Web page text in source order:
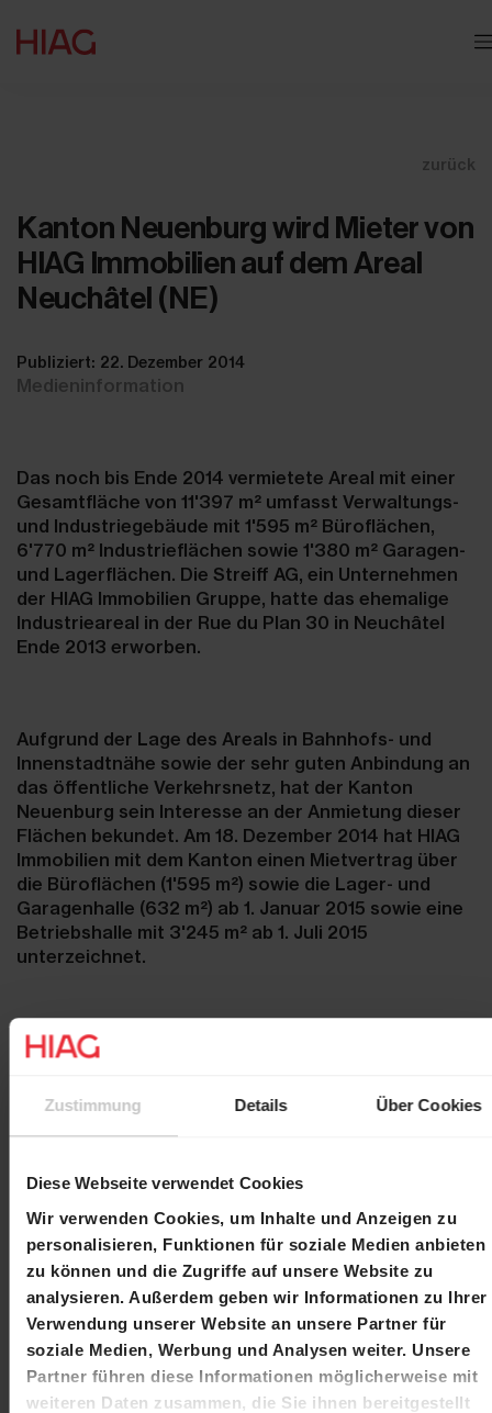
Zustimmung Details Über Cookies
Diese Webseite verwendet Cookies
Wir verwenden Cookies, um Inhalte und Anzeigen zu
personalisieren, Funktionen für soziale Medien anbieten
zu können und die Zugriffe auf unsere Website zu
analysieren. Außerdem geben wir Informationen zu Ihrer
Verwendung unserer Website an unsere Partner für
soziale Medien, Werbung und Analysen weiter. Unsere
Partner führen diese Informationen möglicherweise mit
weiteren Daten zusammen, die Sie ihnen bereitgestellt
zurück
Kanton Neuenburg wird Mieter von
HIAG Immobilien auf dem Areal
Neuchâtel (NE)
Publiziert: 22. Dezember 2014
Medieninformation
Das noch bis Ende 2014 vermietete Areal mit einer
Gesamtfläche von 11'397 m² umfasst Verwaltungs-
und Industriegebäude mit 1'595 m² Büroflächen,
6'770 m² Industrieflächen sowie 1'380 m² Garagen-
und Lagerflächen. Die Streiff AG, ein Unternehmen
der HIAG Immobilien Gruppe, hatte das ehemalige
Industrieareal in der Rue du Plan 30 in Neuchâtel
Ende 2013 erworben.
Aufgrund der Lage des Areals in Bahnhofs- und
Innenstadtnähe sowie der sehr guten Anbindung an
das öffentliche Verkehrsnetz, hat der Kanton
Neuenburg sein Interesse an der Anmietung dieser
Flächen bekundet. Am 18. Dezember 2014 hat HIAG
Immobilien mit dem Kanton einen Mietvertrag über
die Büroflächen (1'595 m²) sowie die Lager- und
Garagenhalle (632 m²) ab 1. Januar 2015 sowie eine
Betriebshalle mit 3'245 m² ab 1. Juli 2015
unterzeichnet.
Der Abschluss dieser langfristigen Mietverträge mit
Entwicklungsstrategie für das sehr gut gelegene
Kontakt
Martin Durchschlag
Chief Executive Officer
T +41 61 606 55 00
Laurent Spindler
Chief Financial Officer
T +41 61 606 55 00